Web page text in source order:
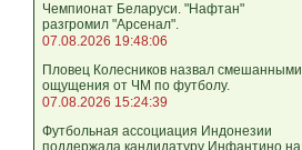
Чемпионат Беларуси. "Нафтан"
разгромил "Арсенал".
07.08.2026 19:48:06
Пловец Колесников назвал смешанными
ощущения от ЧМ по футболу.
07.08.2026 15:24:39
Футбольная ассоциация Индонезии
поддержала кандидатуру Инфантино на